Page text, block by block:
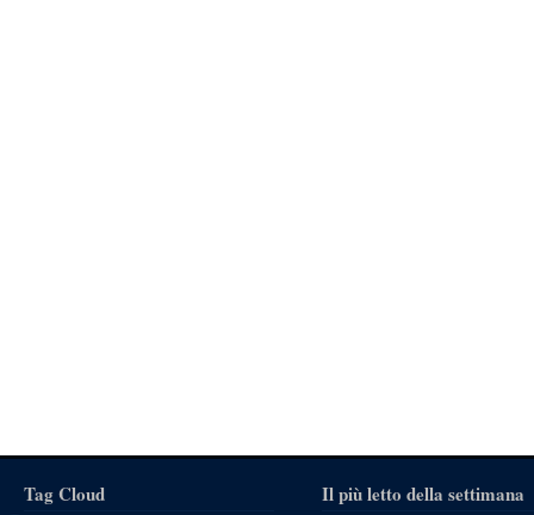
Tag Cloud Il più letto della settimana